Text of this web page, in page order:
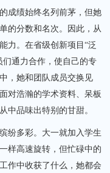
绩始终名列前茅，但她
的分数和名次。因此，从
力。在省级创新项目“泛
通力合作，使自己的专
，她和团队成员交换见
对浩瀚的学术资料、呆板
中品味出特别的甘甜。
多彩。大一就加入学生
样高速旋转，但忙碌中的
作中收获了什么，她都会